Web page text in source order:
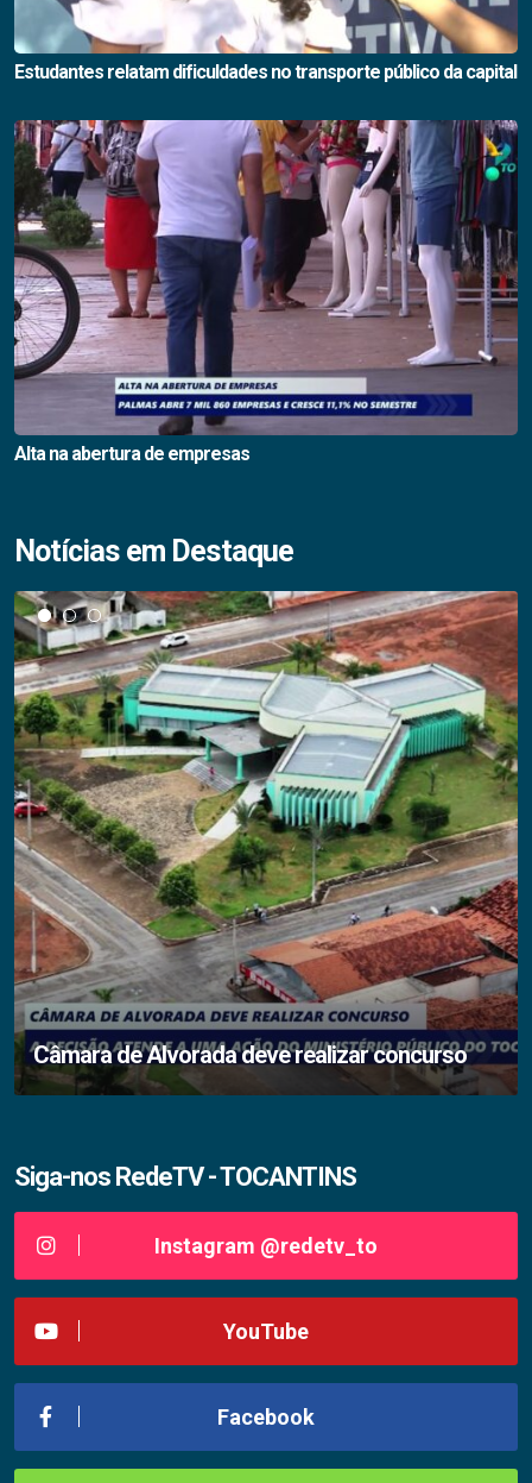
Estudantes relatam dificuldades no transporte público da capital
Alta na abertura de empresas
Notícias em Destaque
Câmara de Alvorada deve realizar concurso
Siga-nos RedeTV - TOCANTINS
Instagram @redetv_to
YouTube
Facebook